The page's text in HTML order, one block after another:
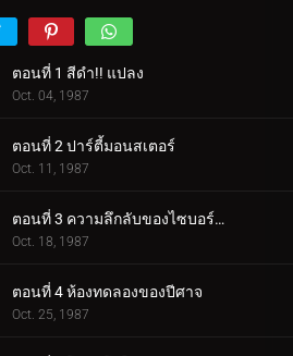
ตอนที่ 1 สีดำ!! แปลง
Oct. 04, 1987
ตอนที่ 2 ปาร์ตี้มอนสเตอร์
Oct. 11, 1987
ตอนที่ 3 ความลึกลับของไซบอร์กลึกลับ
Oct. 18, 1987
ตอนที่ 4 ห้องทดลองของปีศาจ
Oct. 25, 1987